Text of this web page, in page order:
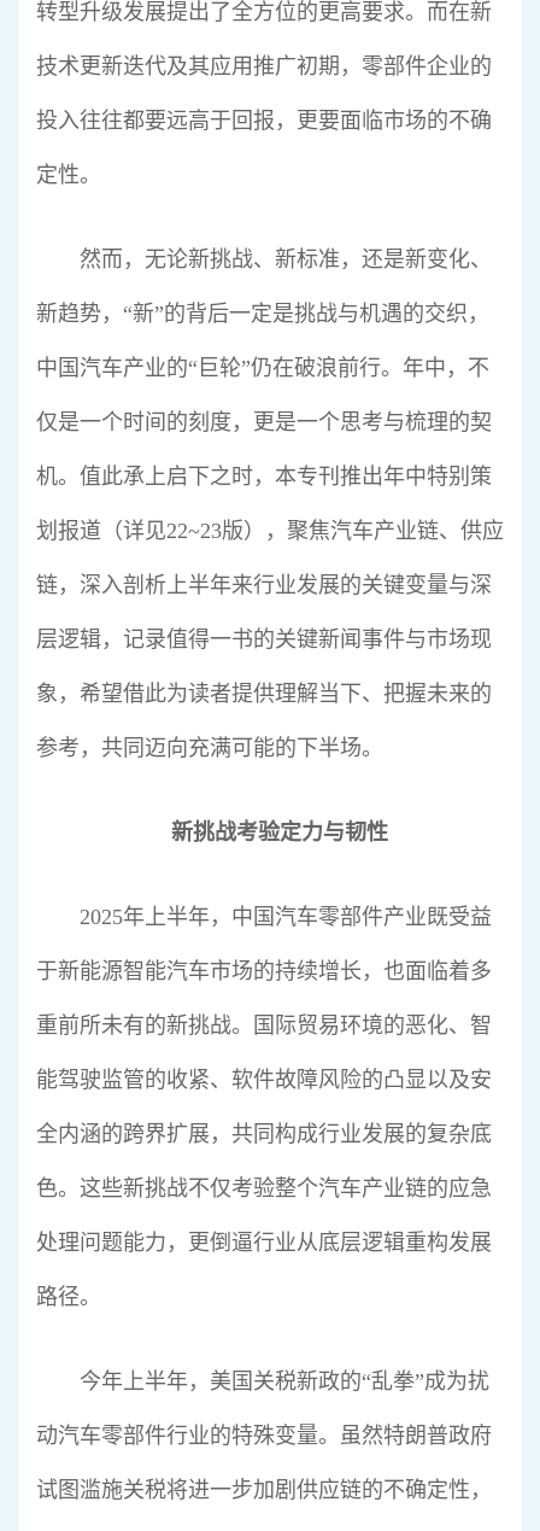
转型升级发展提出了全方位的更高要求。而在新
技术更新迭代及其应用推广初期，零部件企业的
投入往往都要远高于回报，更要面临市场的不确
定性。
然而，无论新挑战、新标准，还是新变化、
新趋势，“新”的背后一定是挑战与机遇的交织，
中国汽车产业的“巨轮”仍在破浪前行。年中，不
仅是一个时间的刻度，更是一个思考与梳理的契
机。值此承上启下之时，本专刊推出年中特别策
划报道（详见22~23版），聚焦汽车产业链、供应
链，深入剖析上半年来行业发展的关键变量与深
层逻辑，记录值得一书的关键新闻事件与市场现
象，希望借此为读者提供理解当下、把握未来的
参考，共同迈向充满可能的下半场。
新挑战考验定力与韧性
2025年上半年，中国汽车零部件产业既受益
于新能源智能汽车市场的持续增长，也面临着多
重前所未有的新挑战。国际贸易环境的恶化、智
能驾驶监管的收紧、软件故障风险的凸显以及安
全内涵的跨界扩展，共同构成行业发展的复杂底
色。这些新挑战不仅考验整个汽车产业链的应急
处理问题能力，更倒逼行业从底层逻辑重构发展
路径。
今年上半年，美国关税新政的“乱拳”成为扰
动汽车零部件行业的特殊变量。虽然特朗普政府
试图滥施关税将进一步加剧供应链的不确定性，